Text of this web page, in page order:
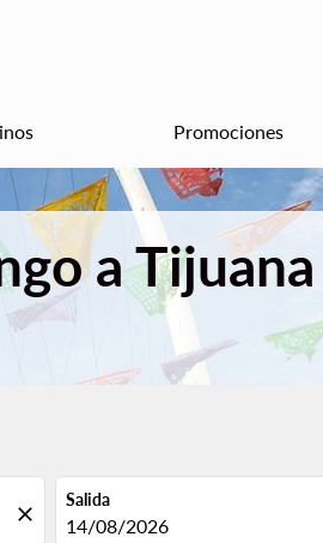
Promociones
a
close
Salida
fc-booking-departure-date-
14/08/2026